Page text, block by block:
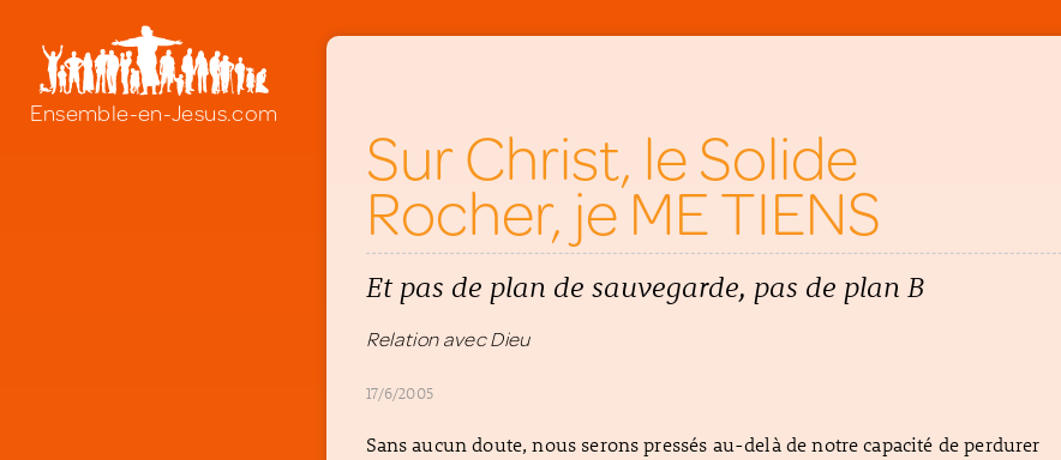
Sur Christ, le Solide
Rocher, je ME TIENS
Et pas de plan de sauvegarde, pas de plan B
Relation avec Dieu
17/6/2005
Sans aucun doute, nous serons pressés au-delà de notre capacité de perdurer
Ensemble-en-Jesus.com